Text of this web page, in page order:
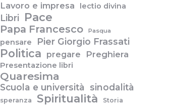
Lavoro e impresa
lectio divina
Libri Pace
Papa Francesco Pasqua
pensare Pier Giorgio Frassati
Politica pregare Preghiera
Presentazione libri
Quaresima
Scuola e università sinodalità
speranza Spiritualità Storia